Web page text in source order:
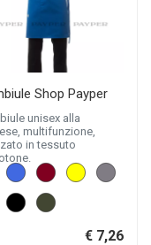
Shop Payper
unisex alla
multifunzione,
in tessuto
€ 7,26